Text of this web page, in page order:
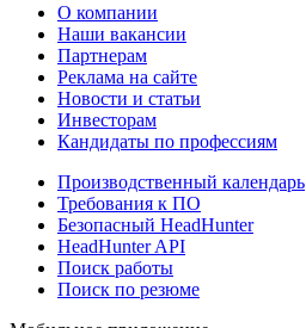
О компании
Наши вакансии
Партнерам
Реклама на сайте
Новости и статьи
Инвесторам
Кандидаты по профессиям
Производственный календарь
Требования к ПО
Безопасный HeadHunter
HeadHunter API
Поиск работы
Поиск по резюме